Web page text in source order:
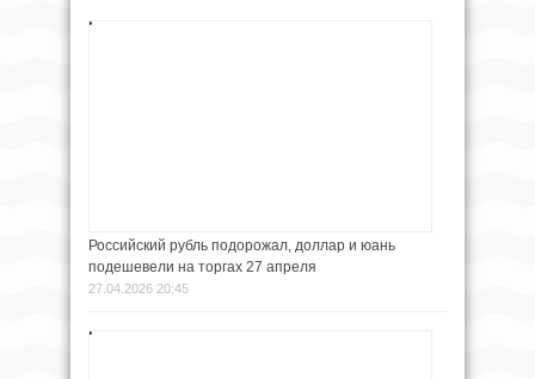
Российский рубль подорожал, доллар и юань
подешевели на торгах 27 апреля
27.04.2026 20:45